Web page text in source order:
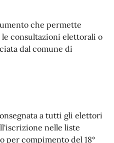
che permette
consultazioni elettorali o
dal comune di
a tutti gli elettori
nelle liste
per compimento del 18°